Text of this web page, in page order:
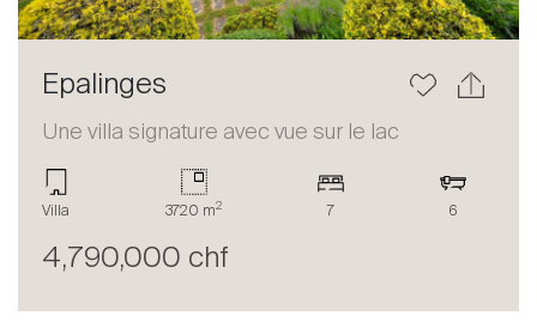
Epalinges
Une villa signature avec vue sur le lac
Villa 3720 m2 7 6
4,790,000 chf